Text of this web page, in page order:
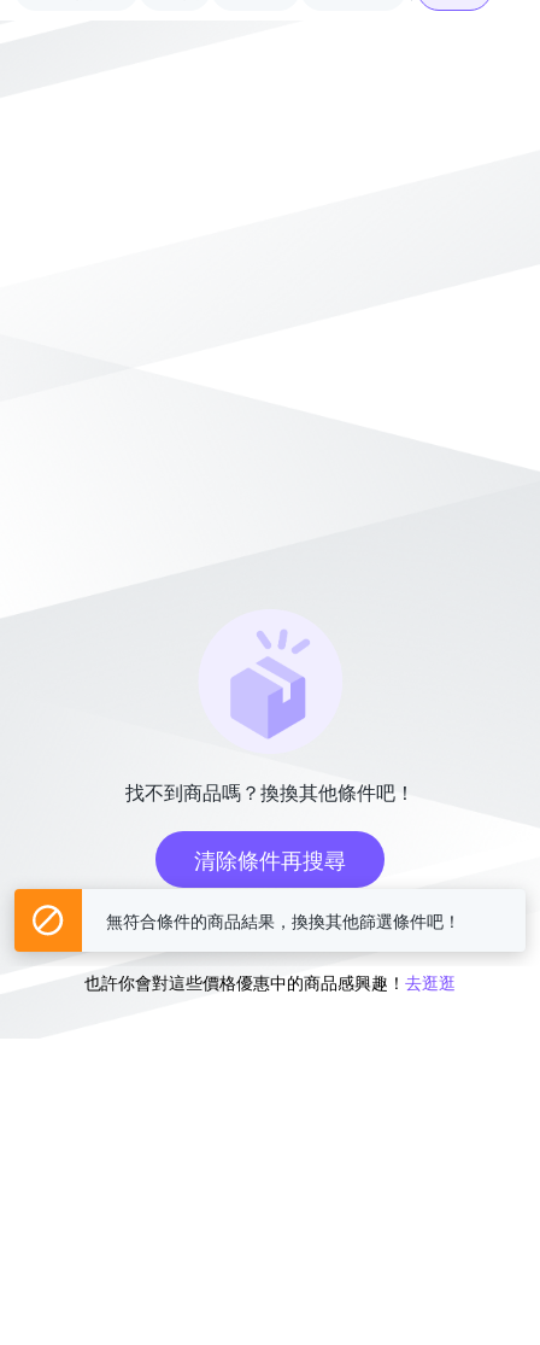
找不到商品嗎？換換其他條件吧！
清除條件再搜尋
或
也許你會對這些價格優惠中的商品感興趣！ 去逛逛
無符合條件的商品結果，換換其他篩選條件吧！